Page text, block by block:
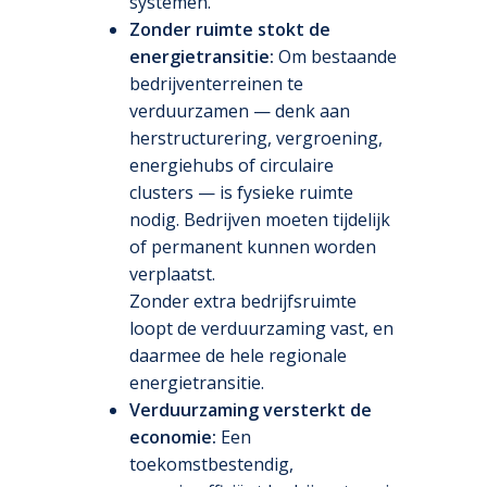
Zonder ruimte stokt de
energietransitie: Om bestaande
bedrijventerreinen te
verduurzamen — denk aan
herstructurering, vergroening,
energiehubs of circulaire
clusters — is fysieke ruimte
nodig. Bedrijven moeten tijdelijk
of permanent kunnen worden
verplaatst.
Zonder extra bedrijfsruimte
loopt de verduurzaming vast, en
daarmee de hele regionale
energietransitie.
Verduurzaming versterkt de
economie: Een
toekomstbestendig,